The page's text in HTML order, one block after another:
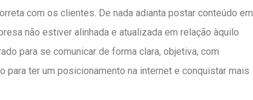
com os clientes. De nada adianta postar conteúdo em
não estiver alinhada e atualizada em relação àquilo
para se comunicar de forma clara, objetiva, com
para ter um posicionamento na internet e conquistar mais